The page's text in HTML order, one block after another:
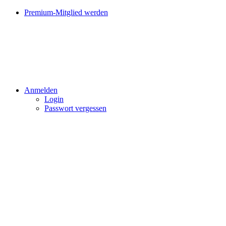
Premium-Mitglied werden
Anmelden
Login
Passwort vergessen